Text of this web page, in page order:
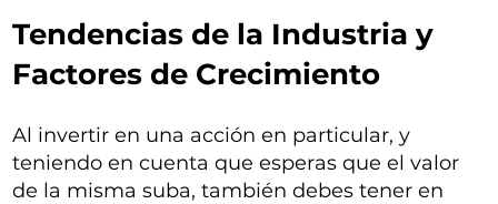
Tendencias de la Industria y
Factores de Crecimiento
Al invertir en una acción en particular, y
teniendo en cuenta que esperas que el valor
de la misma suba, también debes tener en